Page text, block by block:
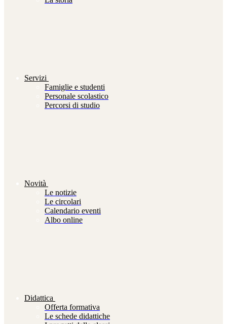
Servizi
Famiglie e studenti
Personale scolastico
Percorsi di studio
Novità
Le notizie
Le circolari
Calendario eventi
Albo online
Didattica
Offerta formativa
Le schede didattiche